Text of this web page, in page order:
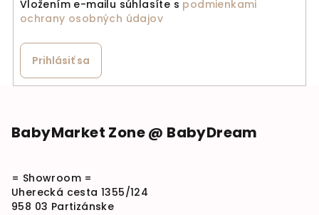
Vložením e-mailu súhlasíte s podmienkami
ochrany osobných údajov
Prihlásiť sa
BabyMarket Zone @ BabyDream
= Showroom =
Uherecká cesta 1355/124
958 03 Partizánske